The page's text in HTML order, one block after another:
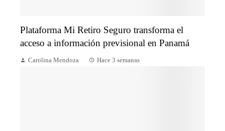
Plataforma Mi Retiro Seguro transforma el
acceso a información previsional en Panamá
Carolina Mendoza Hace 3 semanas